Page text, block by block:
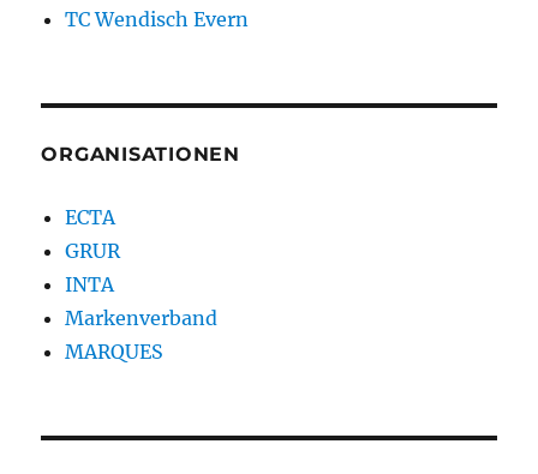
TC Wendisch Evern
ORGANISATIONEN
ECTA
GRUR
INTA
Markenverband
MARQUES